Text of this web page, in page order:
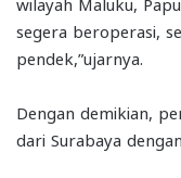
segera beroperasi,
pendek,”ujarnya.
Dengan demikian,
dari Surabaya